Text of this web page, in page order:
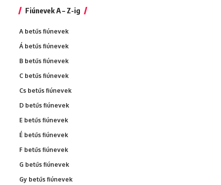
Fiúnevek A – Z-ig
A betűs fiúnevek
Á betűs fiúnevek
B betűs fiúnevek
C betűs fiúnevek
Cs betűs fiúnevek
D betűs fiúnevek
E betűs fiúnevek
É betűs fiúnevek
F betűs fiúnevek
G betűs fiúnevek
Gy betűs fiúnevek